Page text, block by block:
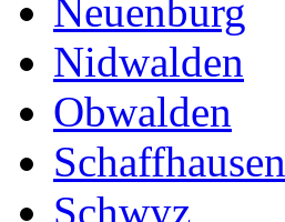
Neuenburg
Nidwalden
Obwalden
Schaffhausen
Schwyz